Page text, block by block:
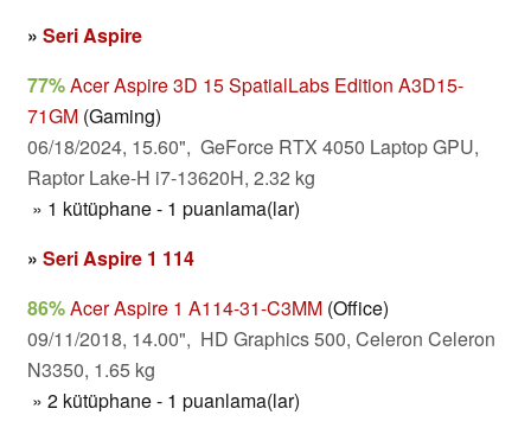
» Seri Aspire
77%Acer Aspire 3D 15 SpatialLabs Edition A3D15-
71GM (Gaming)
06/18/2024, 15.60", GeForce RTX 4050 Laptop GPU,
Raptor Lake-H i7-13620H, 2.32 kg
» 1 kütüphane - 1 puanlama(lar)
» Seri Aspire 1 114
86%Acer Aspire 1 A114-31-C3MM (Office)
09/11/2018, 14.00", HD Graphics 500, Celeron Celeron
N3350, 1.65 kg
» 2 kütüphane - 1 puanlama(lar)